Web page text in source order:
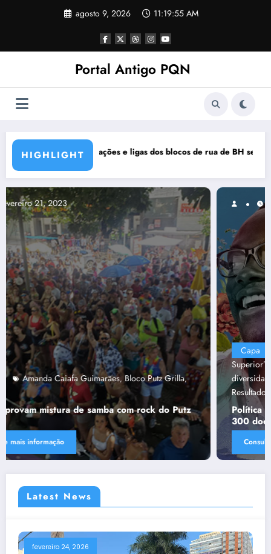
agosto 9, 2026 11:19:56 AM
Portal Antigo PQN
HIGHLIGHT
de rua de BH se manifestam em nota de repúdioRocknights lança a primeira
Capa
“Tendências para Docência no Ensino
Superior”,Ânima Educaçã , Ânima Plurais,capa,Política de
diversidade da Una e do UniBH,Rede Comunicação de
Resultado ,Tânia Chaves
Política de diversidade da Una e do UniBH envolve
300 docentes e coladores negros
Consulte mais informação
março 5, 2021
Latest News
fevereiro 24, 2026